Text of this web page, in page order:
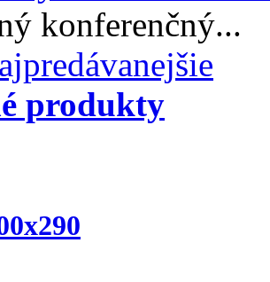
konferenčný...
produkty